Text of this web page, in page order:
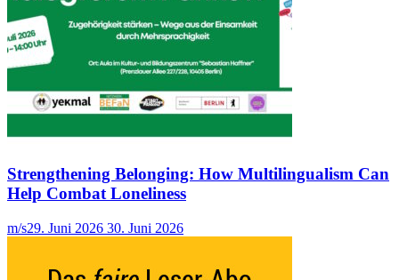
Strengthening Belonging: How Multilingualism Can
Help Combat Loneliness
m/s29. Juni 2026 30. Juni 2026